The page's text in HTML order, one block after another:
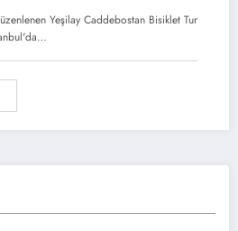
Yeşilay Caddebostan Bisiklet Tur